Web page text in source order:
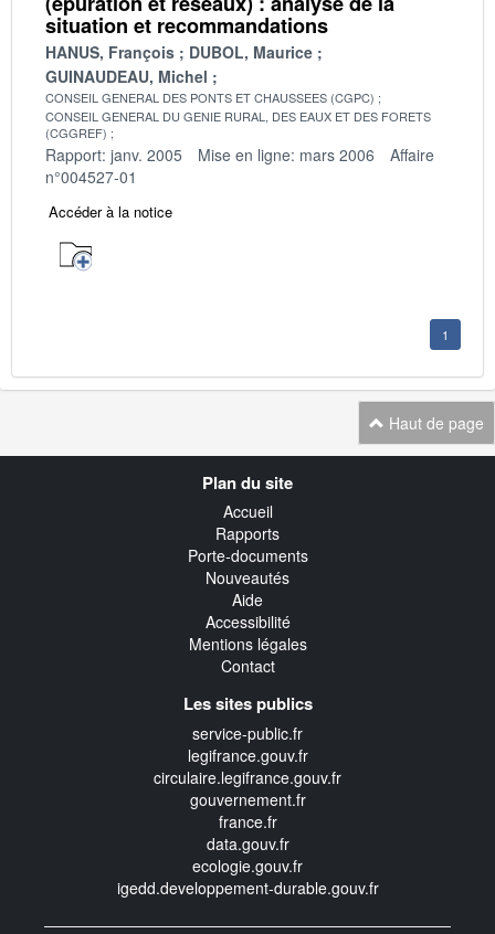
situation et recommandations
HANUS, François
DUBOL, Maurice
GUINAUDEAU, Michel
CONSEIL GENERAL DES PONTS ET CHAUSSEES (CGPC)
CONSEIL GENERAL DU GENIE RURAL, DES EAUX ET DES FORETS
(CGGREF)
Rapport: janv. 2005 Mise en ligne: mars 2006
Affaire
n°004527-01
Accéder à la notice
1
Haut de page
Plan du site
Accueil
Rapports
Porte-documents
Nouveautés
Aide
Accessibilité
Mentions légales
Contact
Les sites publics
service-public.fr
legifrance.gouv.fr
circulaire.legifrance.gouv.fr
gouvernement.fr
france.fr
data.gouv.fr
ecologie.gouv.fr
igedd.developpement-durable.gouv.fr